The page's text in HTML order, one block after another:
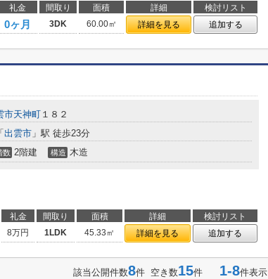
礼金 間取り 面積 詳細
検討リスト
0ヶ月 3DK 60.00㎡ 詳細を見る 追加する
市天神町 １８２
「 出雲市 」駅 徒歩23分
数 2階建 構造 木造
礼金 間取り 面積 詳細
検討リスト
8万円 1LDK 45.33㎡ 詳細を見る 追加する
該当公開件数8件 空き数15件 1-8件表示